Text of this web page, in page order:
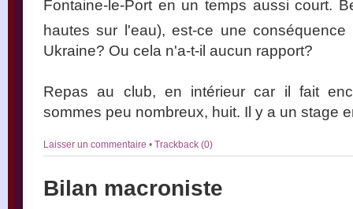
Fontaine-le-Port en un temps aussi court.
hautes sur l'eau), est-ce une conséquence
Ukraine? Ou cela n'a-t-il aucun rapport?
Repas au club, en intérieur car il fait
sommes peu nombreux, huit. Il y a un stage
Laisser un commentaire • Trackback (0)
Bilan macroniste